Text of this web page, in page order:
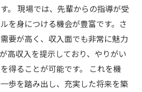
。 現場では、先輩からの指導が受
を身につける機会が豊富です。さ
要が高く、収入面でも非常に魅力
高収入を提示しており、やりがい
得ることが可能です。 これを機
歩を踏み出し、充実した将来を築